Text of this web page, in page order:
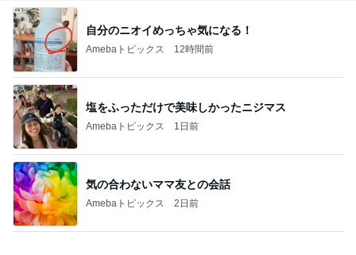
自分のニオイめっちゃ気になる！
Amebaトピックス 12時間前
塩をふっただけで美味しかったニジマス
Amebaトピックス 1日前
気の合わないママ友との会話
Amebaトピックス 2日前